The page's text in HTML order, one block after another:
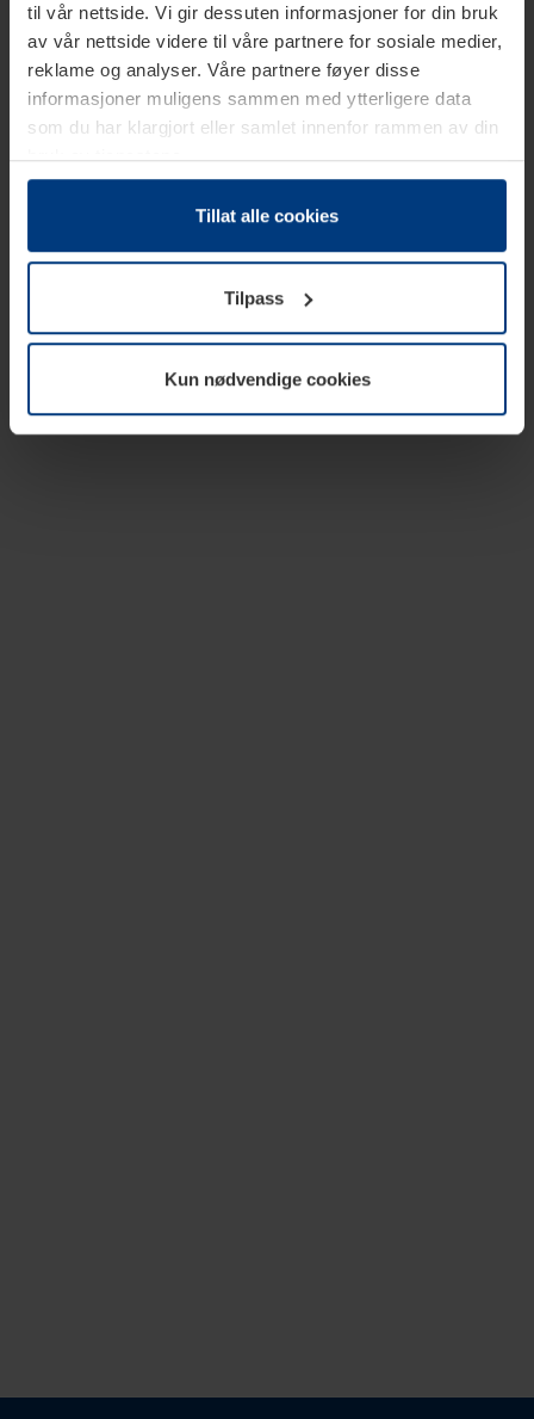
til vår nettside. Vi gir dessuten informasjoner for din bruk
av vår nettside videre til våre partnere for sosiale medier,
reklame og analyser. Våre partnere føyer disse
informasjoner muligens sammen med ytterligere data
som du har klargjort eller samlet innenfor rammen av din
bruk av tjenestene.
Etter loven kan vi lagre informasjonskapsler på din
datamaskin, hvis disse er absolutt nødvendig for drift av
trenger vi din tillatelse. Du kan når som helst endre eller
tilbakekalle ditt samtykke i forklaringen av
informasjonskapselen på sidenPersonvernerklæringpå
Tillat alle cookies
Tilpass
Kun nødvendige cookies